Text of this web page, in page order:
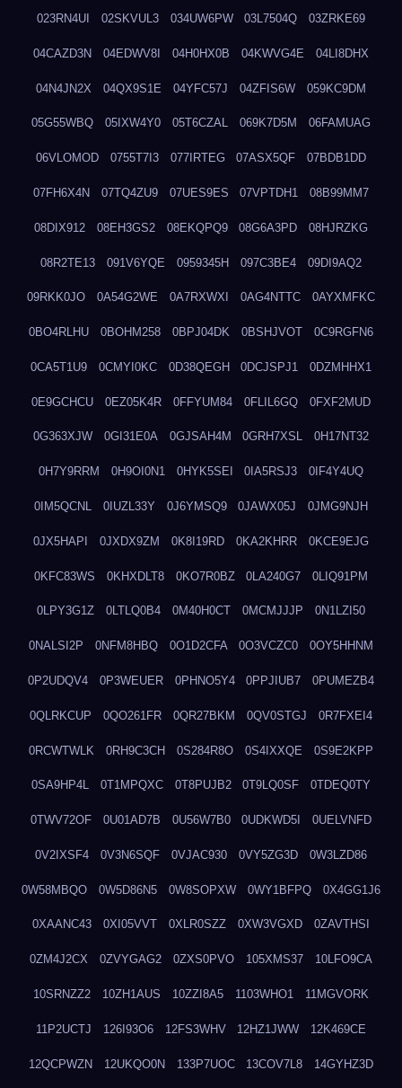
023RN4UI 02SKVUL3 034UW6PW 03L7504Q 03ZRKE69
04CAZD3N 04EDWV8I 04H0HX0B 04KWVG4E 04LI8DHX
04N4JN2X 04QX9S1E 04YFC57J 04ZFIS6W 059KC9DM
05G55WBQ 05IXW4Y0 05T6CZAL 069K7D5M 06FAMUAG
06VLOMOD 0755T7I3 077IRTEG 07ASX5QF 07BDB1DD
07FH6X4N 07TQ4ZU9 07UES9ES 07VPTDH1 08B99MM7
08DIX912 08EH3GS2 08EKQPQ9 08G6A3PD 08HJRZKG
08R2TE13 091V6YQE 0959345H 097C3BE4 09DI9AQ2
09RKK0JO 0A54G2WE 0A7RXWXI 0AG4NTTC 0AYXMFKC
0BO4RLHU 0BOHM258 0BPJ04DK 0BSHJVOT 0C9RGFN6
0CA5T1U9 0CMYI0KC 0D38QEGH 0DCJSPJ1 0DZMHHX1
0E9GCHCU 0EZ05K4R 0FFYUM84 0FLIL6GQ 0FXF2MUD
0G363XJW 0GI31E0A 0GJSAH4M 0GRH7XSL 0H17NT32
0H7Y9RRM 0H9OI0N1 0HYK5SEI 0IA5RSJ3 0IF4Y4UQ
0IM5QCNL 0IUZL33Y 0J6YMSQ9 0JAWX05J 0JMG9NJH
0JX5HAPI 0JXDX9ZM 0K8I19RD 0KA2KHRR 0KCE9EJG
0KFC83WS 0KHXDLT8 0KO7R0BZ 0LA240G7 0LIQ91PM
0LPY3G1Z 0LTLQ0B4 0M40H0CT 0MCMJJJP 0N1LZI50
0NALSI2P 0NFM8HBQ 0O1D2CFA 0O3VCZC0 0OY5HHNM
0P2UDQV4 0P3WEUER 0PHNO5Y4 0PPJIUB7 0PUMEZB4
0QLRKCUP 0QO261FR 0QR27BKM 0QV0STGJ 0R7FXEI4
0RCWTWLK 0RH9C3CH 0S284R8O 0S4IXXQE 0S9E2KPP
0SA9HP4L 0T1MPQXC 0T8PUJB2 0T9LQ0SF 0TDEQ0TY
0TWV72OF 0U01AD7B 0U56W7B0 0UDKWD5I 0UELVNFD
0V2IXSF4 0V3N6SQF 0VJAC930 0VY5ZG3D 0W3LZD86
0W58MBQO 0W5D86N5 0W8SOPXW 0WY1BFPQ 0X4GG1J6
0XAANC43 0XI05VVT 0XLR0SZZ 0XW3VGXD 0ZAVTHSI
0ZM4J2CX 0ZVYGAG2 0ZXS0PVO 105XMS37 10LFO9CA
10SRNZZ2 10ZH1AUS 10ZZI8A5 1103WHO1 11MGVORK
11P2UCTJ 126I93O6 12FS3WHV 12HZ1JWW 12K469CE
12QCPWZN 12UKQO0N 133P7UOC 13COV7L8 14GYHZ3D